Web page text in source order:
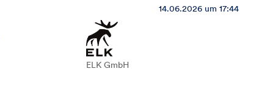
14.06.2026 um 17:44
ELK GmbH